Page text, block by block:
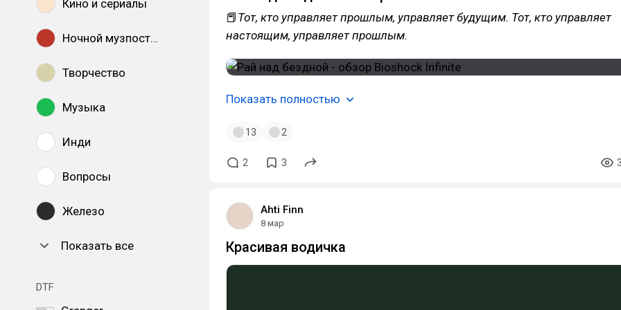
Кино и сериалы
Ночной музпостинг
Творчество
Музыка
Инди
Вопросы
Железо
Показать все
DTF
📕 Тот, кто управляет прошлым, управляет будущим. Тот, кто управляет
настоящим, управляет прошлым.
Показать полностью
13 2
2 3
Ahti Finn
8 мар
Красивая водичка